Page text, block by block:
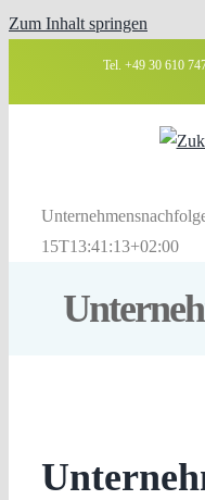
Zum Inhalt springen
Tel. +49 30 610
15T13:41:13+02:00